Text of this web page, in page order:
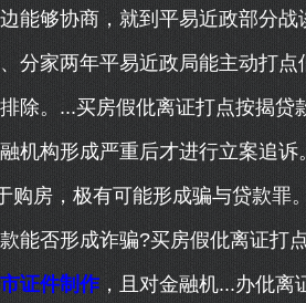
能够协商，就到平易近政部分
分家两年平易近政局能主动打
除。...买房假仳离证打点按揭贷
机构形成严重后才进行立案追诉
购房，极有可能形成骗与贷款罪
能否形成诈骗?买房假仳离证打
证件制作，且对金融机...办仳离